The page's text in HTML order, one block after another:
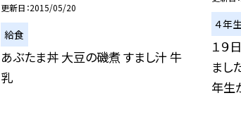
更新日 2015/05/20
給食
あぶたま丼 大豆の磯煮 すまし汁 牛
乳
４年生
１９
まし
年生